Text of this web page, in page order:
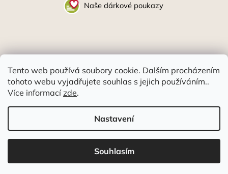
Tento web používá soubory cookie. Dalším procházením
tohoto webu vyjadřujete souhlas s jejich používáním..
Více informacízde.
Nastavení
Souhlasím
Objednávky přijaté od 27. 7. do 16. 8. odešleme
až v pondělí 17. 8., z důvodu dovolené! Prodejna
je však otevřena i v tuto dobu, a to každý pátek
10:00-17:00. V nabídce je široký výběr ovocných
keřů a vybrané stromky v květináčích. Více
informací najdete
Naše dárkové poukazy
Všechna práva vyhrazena.